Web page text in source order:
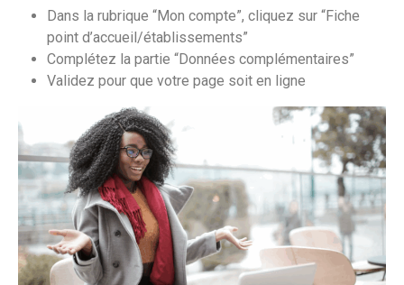
Dans la rubrique “Mon compte”, cliquez sur “Fiche
point d’accueil/établissements”
Complétez la partie “Données complémentaires”
Validez pour que votre page soit en ligne